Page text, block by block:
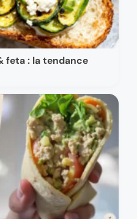
feta : la tendance